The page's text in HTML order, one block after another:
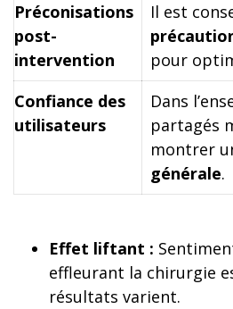
Préconisations
post-
intervention
Il est
pour
Confiance des
utilisateurs
Dans
partagés
montrer
générale.
Effet liftant :
effleurant la chirurgie
résultats varient.